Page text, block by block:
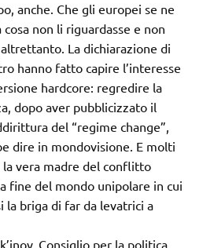
anche. Che gli europei se ne
non li riguardasse e non
La dichiarazione di
hanno fatto capire l’interesse
hardcore: regredire la
dopo aver pubblicizzato il
del “regime change”,
dire in mondovisione. E molti
vera madre del conflitto
fine del mondo unipolare in cui
la briga di far da levatrici a
Consiglio per la politica